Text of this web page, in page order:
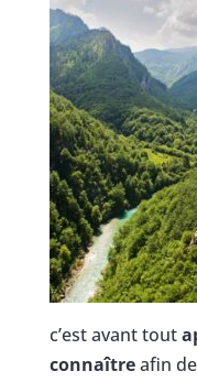
c’est avant tout
connaîtreafin